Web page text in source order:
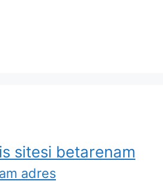
sitesi betarenam
adres